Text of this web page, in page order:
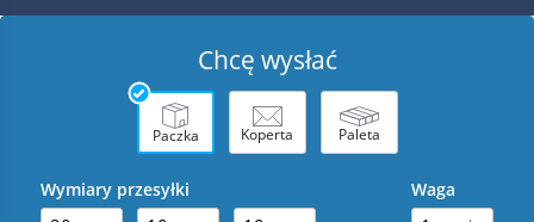
Chcę wysłać
Paczka Koperta Paleta
Wymiary przesyłki Waga